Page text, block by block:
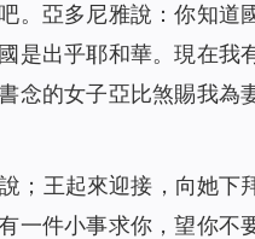
。亞多尼雅說：你知道
是出乎耶和華。現在我
念的女子亞比煞賜我為
；王起來迎接，向她下
件小事求你，望你不